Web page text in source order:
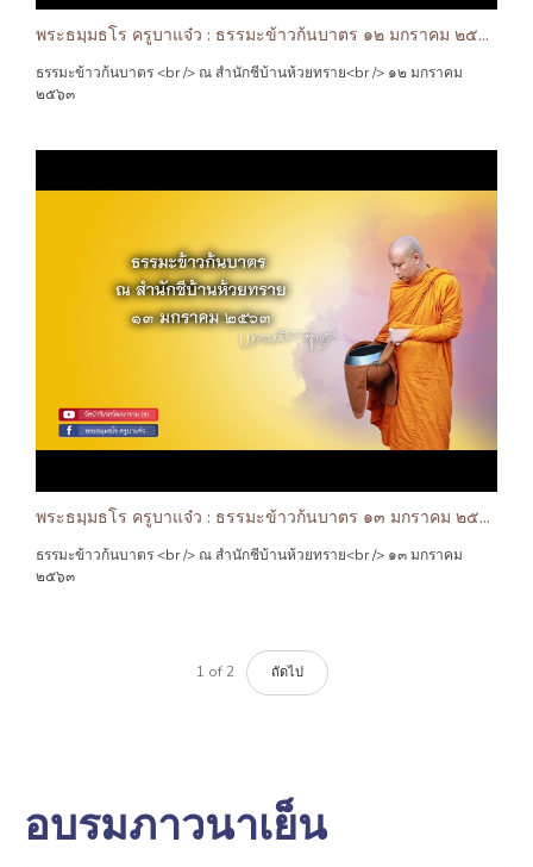
พระธมฺมธโร ครูบาแจ๋ว : ธรรมะข้าวก้นบาตร ๑๒ มกราคม ๒๕๖๓
ธรรมะข้าวก้นบาตร <br /> ณ สำนักชีบ้านห้วยทราย<br /> ๑๒ มกราคม
๒๕๖๓
พระธมฺมธโร ครูบาแจ๋ว : ธรรมะข้าวก้นบาตร ๑๓ มกราคม ๒๕๖๓
ธรรมะข้าวก้นบาตร <br /> ณ สำนักชีบ้านห้วยทราย<br /> ๑๓ มกราคม
๒๕๖๓
1 of 2 ถัดไป
อบรมภาวนาเย็น